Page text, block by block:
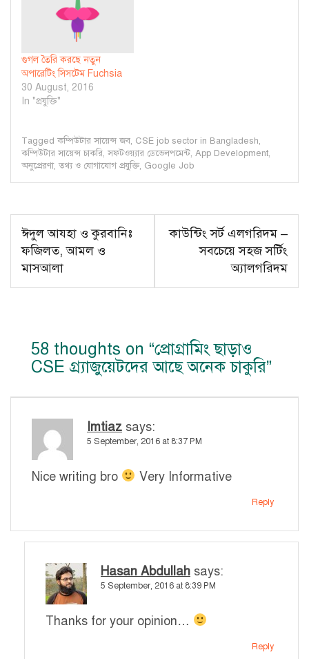
গুগল তৈরি করছে নতুন
অপারেটিং সিসটেম Fuchsia
30 August, 2016
In "প্রযুক্তি"
Tagged কম্পিউটার সায়েন্স জব, CSE job sector in Bangladesh,
কম্পিউটার সায়েন্স চাকরি, সফটওয়্যার ডেভেলপমেন্ট, App Development,
অনুপ্রেরণা, তথ্য ও যোগাযোগ প্রযুক্তি, Google Job
Post
navigation
ঈদুল আযহা ও কুরবানিঃ
ফজিলত, আমল ও
মাসআলা
কাউন্টিং সর্ট এলগরিদম –
সবচেয়ে সহজ সর্টিং
অ্যালগরিদম
58 thoughts on “প্রোগ্রামিং ছাড়াও
CSE গ্র্যাজুয়েটদের আছে অনেক চাকুরি”
Imtiaz says:
5 September, 2016 at 8:37 PM
Nice writing bro Very Informative
Reply
Hasan Abdullah says:
5 September, 2016 at 8:39 PM
Thanks for your opinion…
Reply